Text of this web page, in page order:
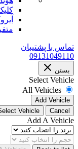
تماس با پشتیبان
09131049110
بستن
Select Vehicle
All Vehicles
Add Vehicle
Cancel
Vehicle
Add A Vehicle